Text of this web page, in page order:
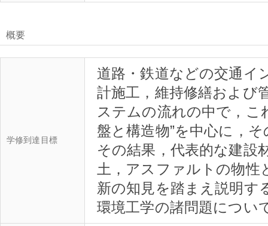
概要
学修到達目標
道路・鉄道などの交通イ
計施工，維持修繕および
ステムの流れの中で，こ
盤と構造物”を中心に，
その結果，代表的な建設
土，アスファルトの物性
新の知見を踏まえ説明す